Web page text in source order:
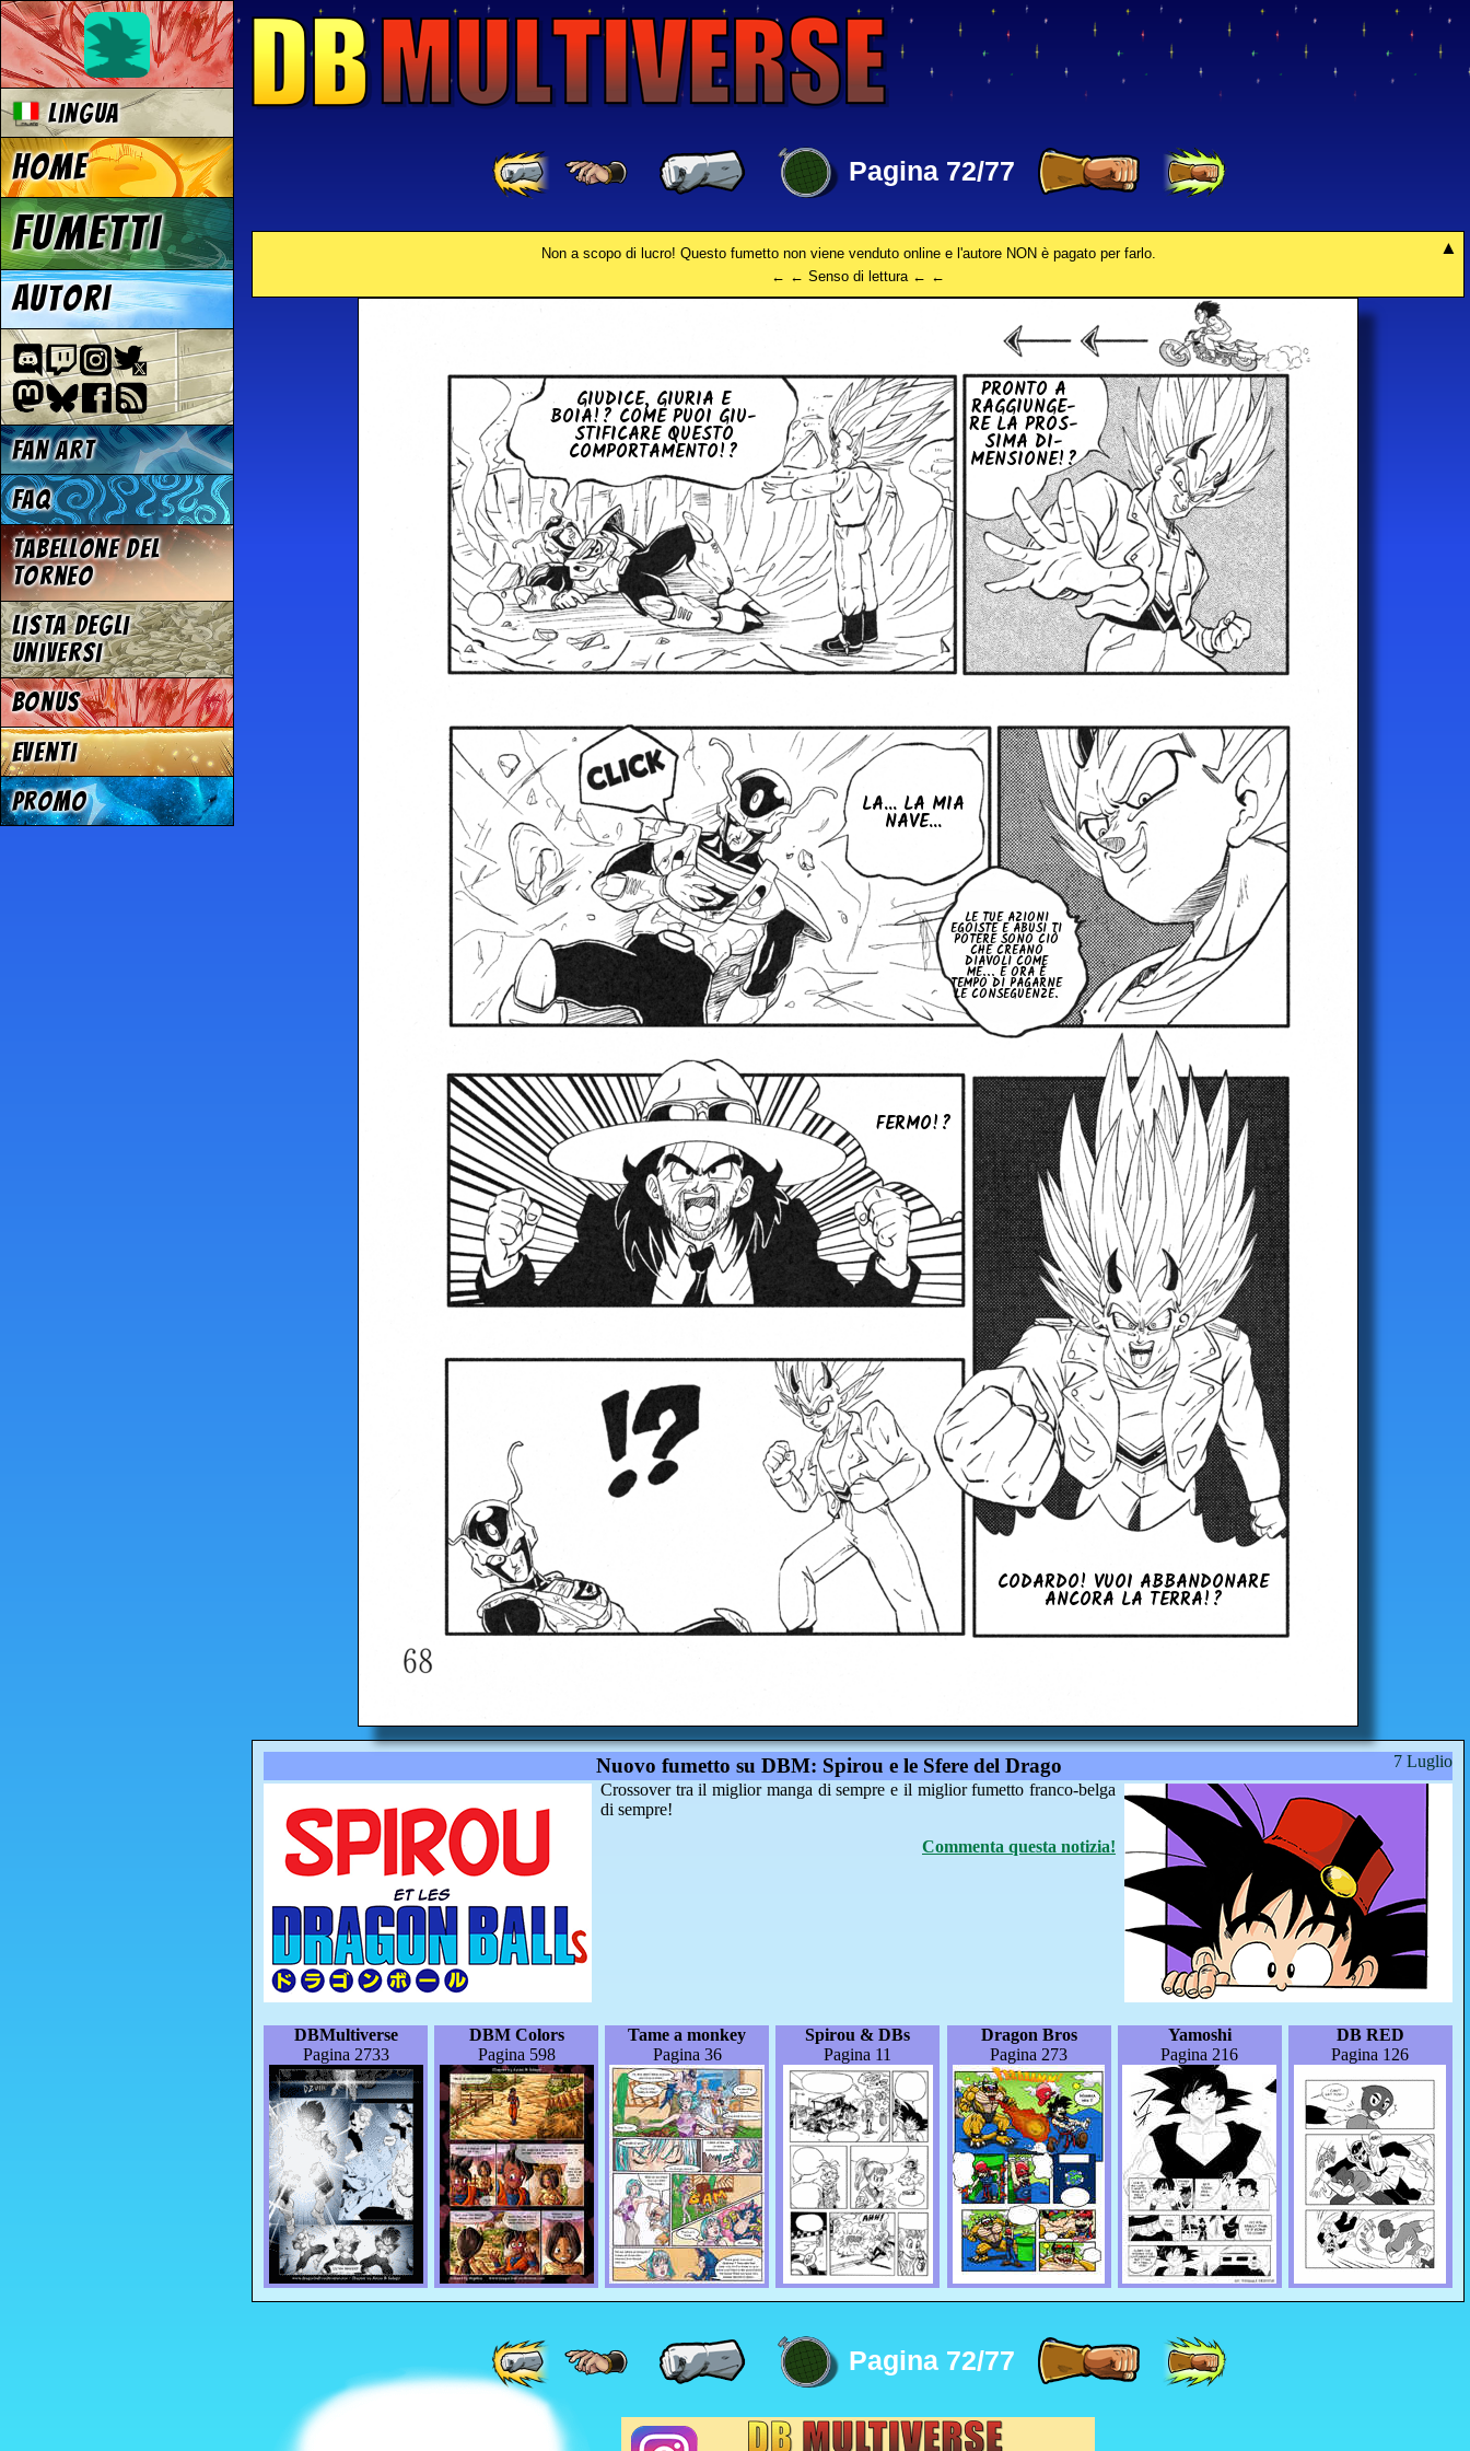
Pagina 72/77
Non a scopo di lucro! Questo fumetto non viene venduto online e l'autore NON è pagato per farlo.
← ← Senso di lettura ← ←
PRONTO A
RAG­GIUN­GE­
RE LA PROS­
SI­MA DI­
MEN­SIO­NE!?
GIUDICE, GIURIA E
BOIA!? COME PUOI GIU­
STI­FI­CA­RE QUESTO
COM­POR­TA­MEN­TO!?
LE TUE AZIONI
EGOISTE E ABUSI TI
POTERE SONO CIÒ
CHE CREANO
DIAVOLI COME
ME... E ORA È
TEMPO DI PAGARNE
LE CON­SE­GUEN­ZE.
LA... LA MIA
NAVE...
CODARDO! VUOI AB­BAN­DO­NA­RE
ANCORA LA TERRA!?
FERMO!?
7 Luglio
Nuovo fumetto su DBM: Spirou e le Sfere del Drago
Crossover tra il miglior manga di sempre e il miglior fumetto franco-belga
di sempre!
Commenta questa notizia!
DBMultiverse
Pagina 2733
DBM Colors
Pagina 598
Tame a monkey
Pagina 36
Spirou & DBs
Pagina 11
Dragon Bros
Pagina 273
Yamoshi
Pagina 216
DB RED
Pagina 126
Pagina 72/77
Lingua
Home
Fumetti
Autori
Fan Art
FAQ
Tabellone del
Torneo
Lista degli
Universi
Bonus
Eventi
Promo